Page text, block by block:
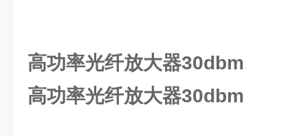
高功率光纤放大器30dbm
高功率光纤放大器30dbm